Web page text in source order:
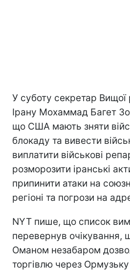
У суботу секретар Вищої
Ірану Мохаммад Багет
що США мають зняти
блокаду та вивести
виплатити військові
розморозити іранські
припинити атаки на
регіоні та погрози на
NYT пише, що список
перевернув очікування,
Оманом незабаром
торгівлю через